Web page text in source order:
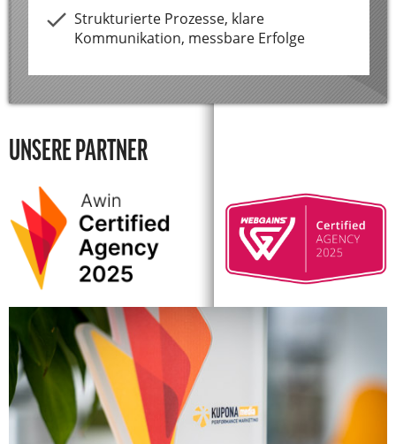
Strukturierte Prozesse, klare
Kommunikation, messbare Erfolge
UNSERE PARTNER